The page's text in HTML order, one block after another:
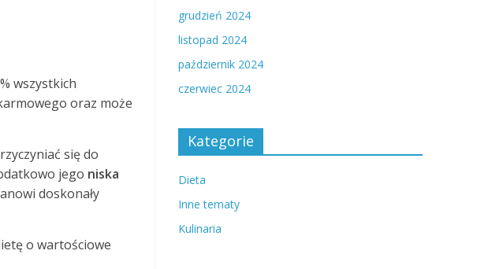
wszystkich
oraz może
się do
jego niska
doskonały
o wartościowe
grudzień 2024
listopad 2024
październik 2024
czerwiec 2024
Kategorie
Dieta
Inne tematy
Kulinaria